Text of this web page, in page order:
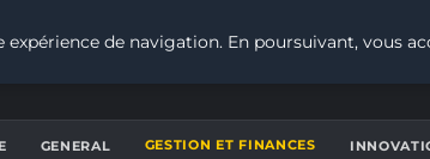
GENERAL GESTION ET FINANCES
de navigation. En poursuivant, vous